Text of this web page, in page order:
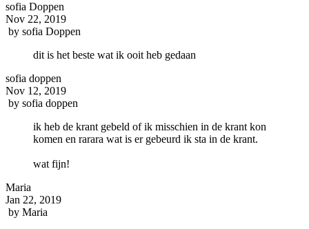
sofia Doppen
Nov 22, 2019
by sofia Doppen
dit is het beste wat ik ooit heb gedaan
sofia doppen
Nov 12, 2019
by sofia doppen
ik heb de krant gebeld of ik misschien in de krant kon
komen en rarara wat is er gebeurd ik sta in de krant.
wat fijn!
Maria
Jan 22, 2019
by Maria